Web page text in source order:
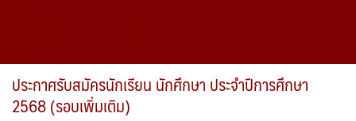
ประกาศรับสมัครนักเรียน นักศึกษา ประจำปีการศึกษา
2568 (รอบเพิ่มเติม)